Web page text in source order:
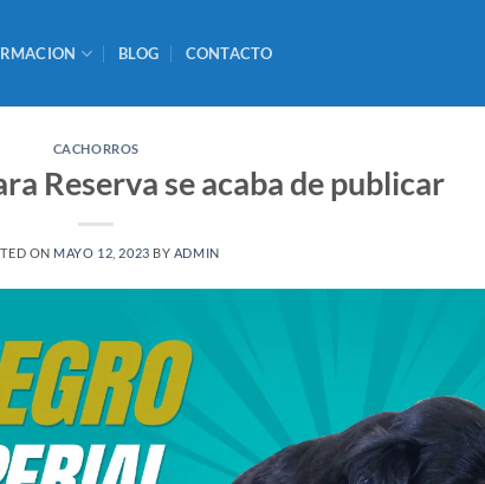
BLOG CONTACTO
CACHORROS
Reserva se acaba de publicar
ON MAYO 12, 2023 BY ADMIN